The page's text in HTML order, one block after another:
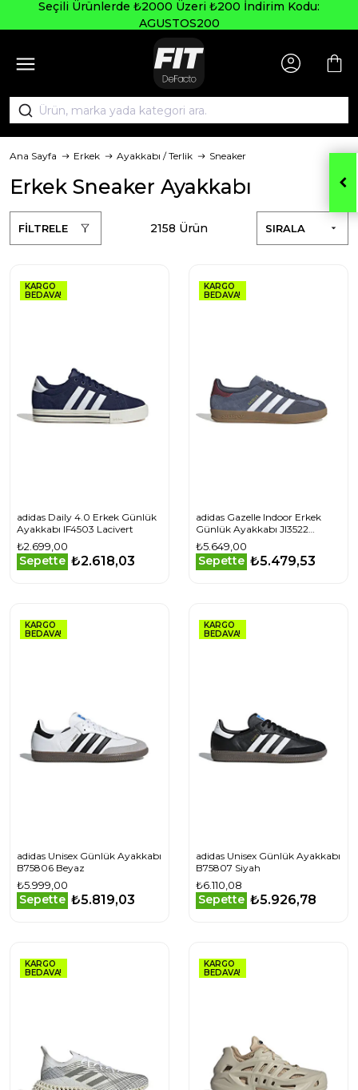
Seçili Ürünlerde ₺2000 Üzeri ₺200 İndirim Kodu:
AGUSTOS200
Ana Sayfa Erkek Ayakkabı / Terlik Sneaker
Erkek Sneaker Ayakkabı
FİLTRELE SIRALA
2158 Ürün
KARGO
BEDAVA!
adidas Daily 4.0 Erkek Günlük
Ayakkabı IF4503 Lacivert
₺2.699,00
Sepette ₺2.618,03
KARGO
BEDAVA!
adidas Gazelle Indoor Erkek
Günlük Ayakkabı JI3522
Lacivert
₺5.649,00
Sepette ₺5.479,53
KARGO
BEDAVA!
adidas Unisex Günlük Ayakkabı
B75806 Beyaz
₺5.999,00
Sepette ₺5.819,03
KARGO
BEDAVA!
adidas Unisex Günlük Ayakkabı
B75807 Siyah
₺6.110,08
Sepette ₺5.926,78
KARGO
BEDAVA!
KARGO
BEDAVA!